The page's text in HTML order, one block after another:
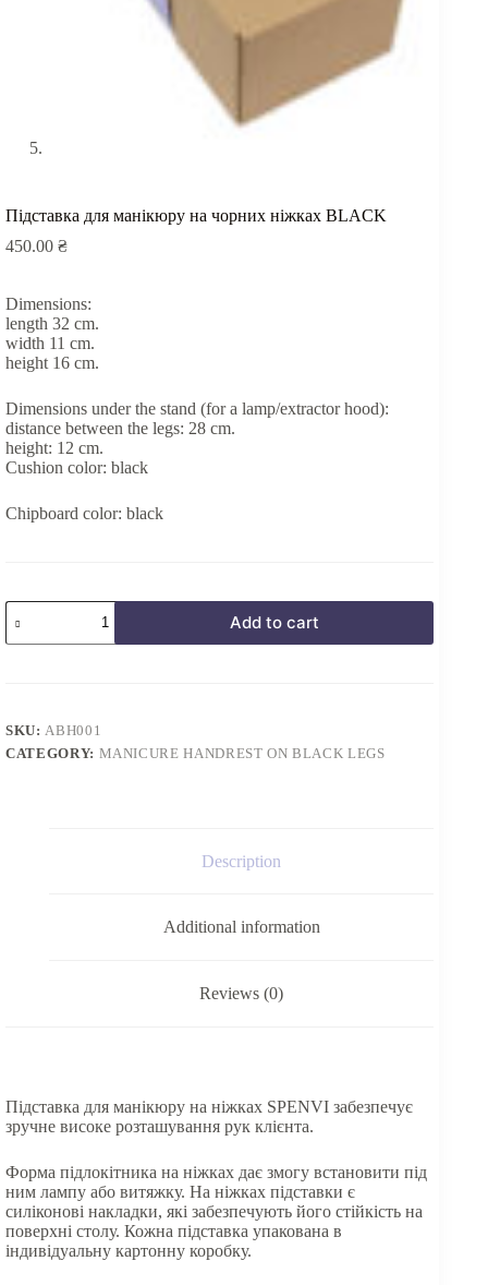
Підставка для манікюру на чорних ніжках BLACK
450.00 ₴
Dimensions:
length 32 cm.
width 11 cm.
height 16 cm.
Dimensions under the stand (for a lamp/extractor hood):
distance between the legs: 28 cm.
height: 12 cm.
Cushion color: black
Chipboard color: black
Підставка
для
манікюру
quantity
Add to cart
SKU: ABH001
CATEGORY: MANICURE HANDREST ON BLACK LEGS
Description
Additional information
Reviews (0)
Підставка для манікюру на ніжках SPENVI забезпечує
зручне високе розташування рук клієнта.
Форма підлокітника на ніжках дає змогу встановити під
ним лампу або витяжку. На ніжках підставки є
силіконові накладки, які забезпечують його стійкість на
поверхні столу. Кожна підставка упакована в
індивідуальну картонну коробку.